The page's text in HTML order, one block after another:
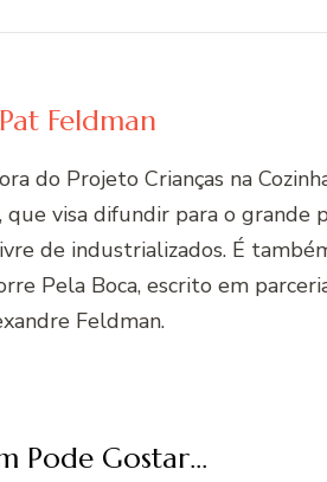
Pat Feldman
do Projeto Crianças na
que visa difundir para o grande
de industrializados. É
Pela Boca, escrito em
Feldman.
Pode Gostar...